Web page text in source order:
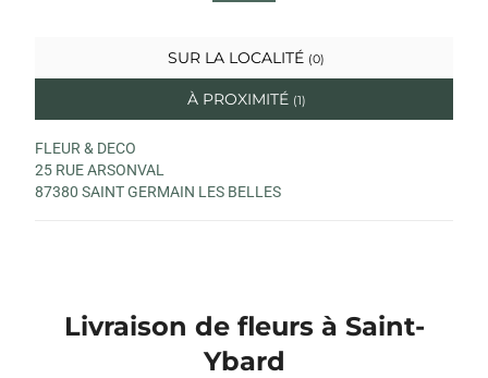
SUR LA LOCALITÉ (0)
À PROXIMITÉ (1)
FLEUR & DECO
25 RUE ARSONVAL
87380 SAINT GERMAIN LES BELLES
Livraison de fleurs à Saint-
Ybard